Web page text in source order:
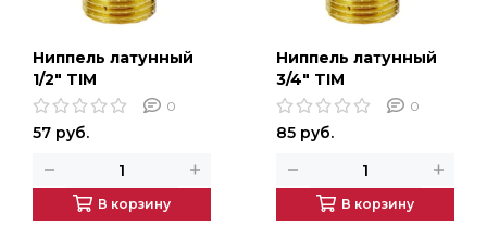
Ниппель латунный
1/2" TIM
0
57 руб.
В корзину
Ниппель латунный
3/4" TIM
0
85 руб.
В корзину